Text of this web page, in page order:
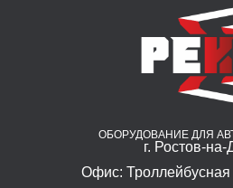
ОБОРУДОВАНИЕ ДЛЯ
г. Ростов-на-
Офис: